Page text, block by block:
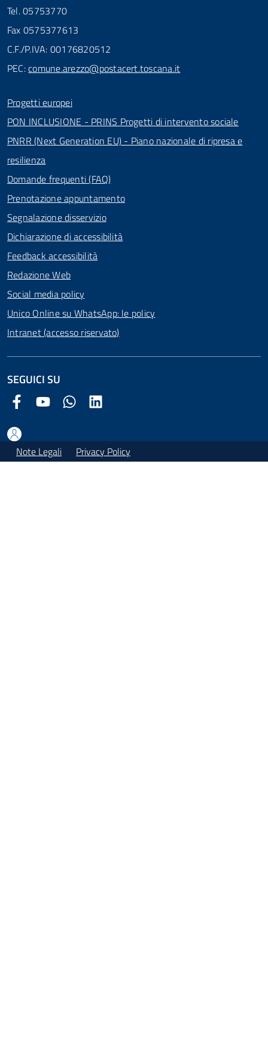
Tel. 05753770
Fax 0575377613
C.F./P.IVA: 00176820512
PEC:comune.arezzo@postacert.toscana.it
Progetti europei
PON INCLUSIONE - PRINS Progetti di intervento sociale
PNRR (Next Generation EU) - Piano nazionale di ripresa e
resilienza
Domande frequenti (FAQ)
Prenotazione appuntamento
Segnalazione disservizio
Dichiarazione di accessibilità
Feedback accessibilità
Redazione Web
Social media policy
Unico Online su WhatsApp: le policy
Intranet (accesso riservato)
SEGUICI SU
Facebook Comune di Arezzo
Youtube Comune di Arezzo
Twitter Comune di Arezzo
Note Legali Privacy Policy